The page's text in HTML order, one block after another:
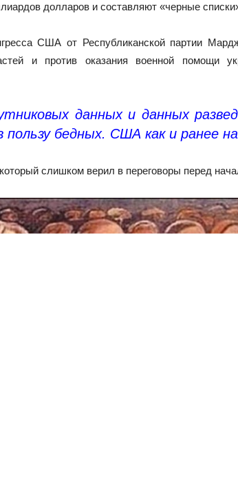
долларов и составляют «черные
США от Республиканской партии
и против оказания военной помощи
данных и данных
бедных. США как и ранее
слишком верил в переговоры перед